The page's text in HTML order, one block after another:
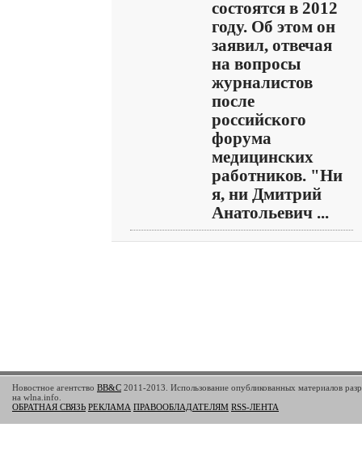
состоятся в 2012
году. Об этом он
заявил, отвечая
на вопросы
журналистов
после
российского
форума
медицинских
работников. "Ни
я, ни Дмитрий
Анатольевич ...
Новостное агентство BB&C 2011-2013. Использование опубликованных материалов
на wlna.info.
ОБРАТНАЯ СВЯЗЬ РЕКЛАМА ПРАВООБЛАДАТЕЛЯМ RSS-ЛЕНТА